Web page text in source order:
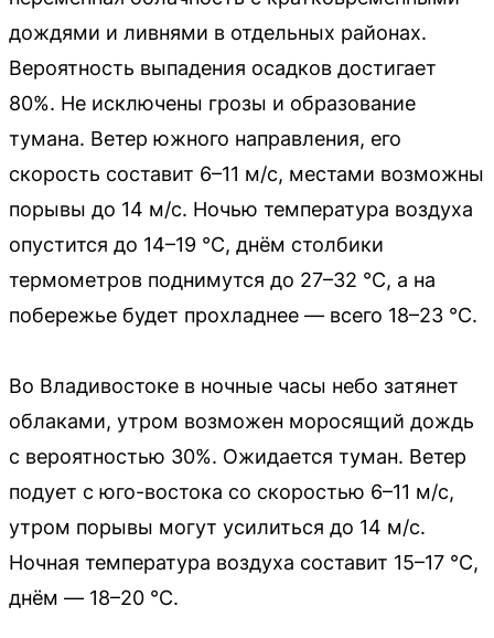
дождями и ливнями в отдельных районах.
Вероятность выпадения осадков достигает
80%. Не исключены грозы и образование
тумана. Ветер южного направления, его
скорость составит 6–11 м/с, местами возможны
порывы до 14 м/с. Ночью температура воздуха
опустится до 14–19 °C, днём столбики
термометров поднимутся до 27–32 °C, а на
побережье будет прохладнее — всего 18–23 °C.
Во Владивостоке в ночные часы небо затянет
облаками, утром возможен моросящий дождь
с вероятностью 30%. Ожидается туман. Ветер
подует с юго-востока со скоростью 6–11 м/с,
утром порывы могут усилиться до 14 м/с.
Ночная температура воздуха составит 15–17 °C,
днём — 18–20 °C.